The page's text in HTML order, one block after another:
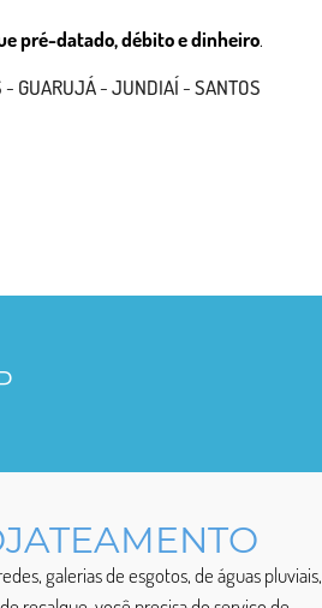
pré-datado, débito e dinheiro.
- GUARUJÁ-JUNDIAÍ-SANTOS
galerias de esgotos, de águas pluviais,